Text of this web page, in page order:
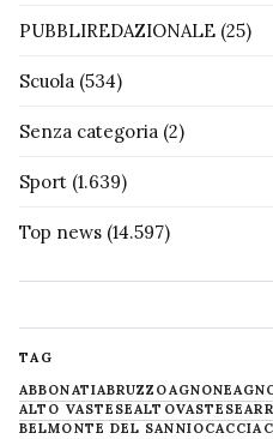
PUBBLIREDAZIONALE (25)
Scuola (534)
Senza categoria (2)
Sport (1.639)
Top news (14.597)
TAG
ABBONATIABRUZZOAGNONE
ALTO VASTESEALTOVASTESE
BELMONTE DEL SANNIOCACCIA